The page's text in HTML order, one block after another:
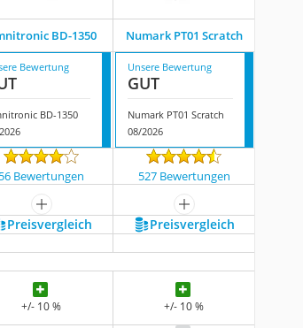
BD-1350 Numark PT01 Scratch
Bewertung
BD-1350
Unsere Bewertung
GUT
Numark PT01 Scratch
08/2026
56 Bewertungen 527 Bewertungen
mehr anzeigen mehr anzeigen
Preis­vergleich
Preis­vergleich
+/- 10 % +/- 10 %